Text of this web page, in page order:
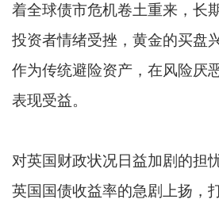
着全球债市危机卷土重来，长
投资者情绪受挫，黄金的买盘
作为传统避险资产，在风险厌
表现受益。
对英国财政状况日益加剧的担
英国国债收益率的急剧上扬，